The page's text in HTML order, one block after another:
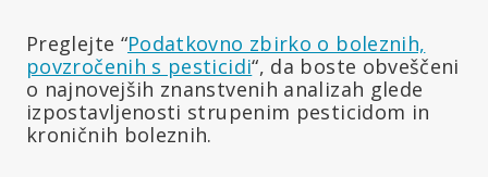
Preglejte “Podatkovno zbirko o boleznih,
povzročenih s pesticidi“, da boste obveščeni
o najnovejših znanstvenih analizah glede
izpostavljenosti strupenim pesticidom in
kroničnih boleznih.